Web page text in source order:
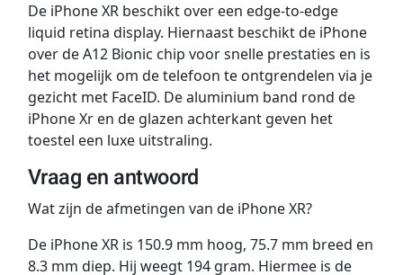
De iPhone XR beschikt over een edge-to-edge
liquid retina display. Hiernaast beschikt de iPhone
over de A12 Bionic chip voor snelle prestaties en is
het mogelijk om de telefoon te ontgrendelen via je
gezicht met FaceID. De aluminium band rond de
iPhone Xr en de glazen achterkant geven het
toestel een luxe uitstraling.
Vraag en antwoord
Wat zijn de afmetingen van de iPhone XR?
De iPhone XR is 150.9 mm hoog, 75.7 mm breed en
8.3 mm diep. Hij weegt 194 gram. Hiermee is de